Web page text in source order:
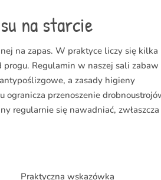
na starcie
na zapas. W praktyce liczy się kilka
progu. Regulamin w naszej sali zabaw
a zasady higieny
przenoszenie
regularnie się nawadniać, zwłaszcza
Praktyczna wskazówka